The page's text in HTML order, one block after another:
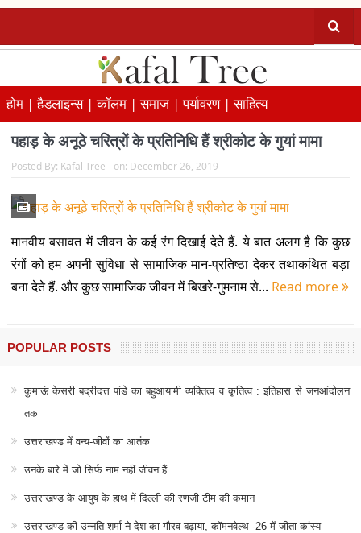
होम |हैडलाइन्स |कॉलम |समाज |पर्यावरण |साहित्य
पहाड़ के अनूठे चरित्रों के प्रतिनिधि हैं श्रीकोट के गुयां मामा
Posted By: Kafal Tree on: December 26, 2019
मानवीय बसावत में जीवन के कई रंग दिखाई देते हैं. ये बात अलग है कि कुछ
रंगों को हम अपनी सुविधा से सामाजिक मान-प्रतिष्ठा देकर तथाकथित बड़ा
बना देते हैं. और कुछ सामाजिक जीवन में बिखरे-गुमनाम से... Read more
POPULAR POSTS
कुमाऊं केसरी बद्रीदत्त पांडे का बहुआयामी व्यक्तित्व व कृतित्व : इतिहास से जनआंदोलन
तक
उत्तराखण्ड में वन्य-जीवों का आतंक
उनके बारे में जो सिर्फ नाम नहीं जीवन हैं
उत्तराखण्ड के आयुष के हाथ में दिल्ली की रणजी टीम की कमान
उत्तराखण्ड की उन्नति शर्मा ने देश का गौरव बढ़ाया, कॉमनवेल्थ -26 में जीता कांस्य